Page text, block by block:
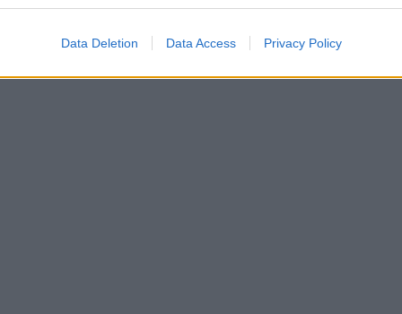
Data Deletion Data Access Privacy Policy